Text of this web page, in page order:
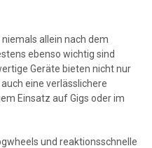
allein nach dem
ebenso wichtig sind
Geräte bieten nicht nur
eine verlässlichere
Einsatz auf Gigs oder im
und reaktionsschnelle